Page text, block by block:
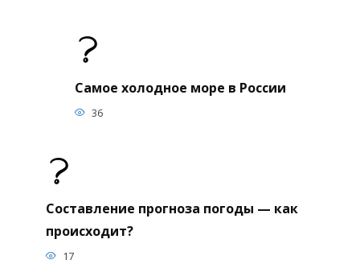
Самое холодное море в России
36
Составление прогноза погоды — как
происходит?
17